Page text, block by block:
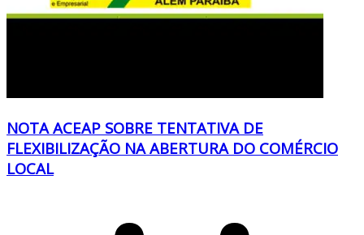
NOTA ACEAP SOBRE TENTATIVA DE
FLEXIBILIZAÇÃO NA ABERTURA DO COMÉRCIO
LOCAL